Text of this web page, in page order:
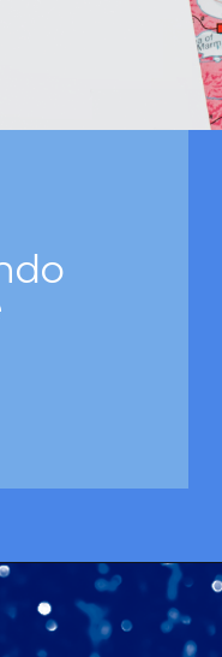
https://josivandroavelar.com.br/guarde-o-mundo-num-bloco-de-notas/